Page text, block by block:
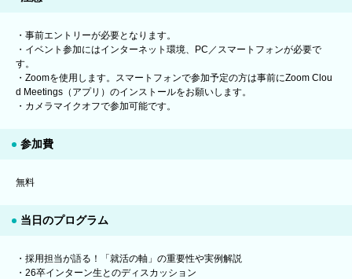
・事前エントリーが必要となります。
・イベント参加にはインターネット環境、PC／スマートフォンが必要で
す。
・Zoomを使用します。スマートフォンで参加予定の方は事前にZoom Clou
d Meetings（アプリ）のインストールをお願いします。
・カメラマイクオフで参加可能です。
参加費
無料
当日のプログラム
・採用担当が語る！「就活の軸」の重要性や実例解説
・26卒インターン生とのディスカッション